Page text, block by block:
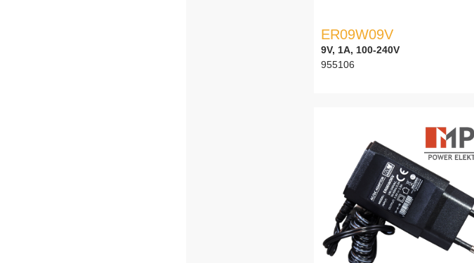
ER09W09V
9V, 1A, 100-240V
955106